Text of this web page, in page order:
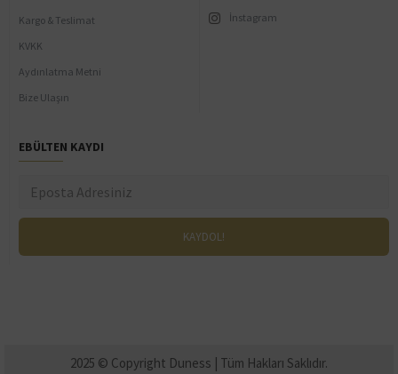
Kargo & Teslimat
KVKK
Aydınlatma Metni
Bize Ulaşın
İnstagram
EBÜLTEN KAYDI
2025 © Copyright Duness | Tüm Hakları Saklıdır.